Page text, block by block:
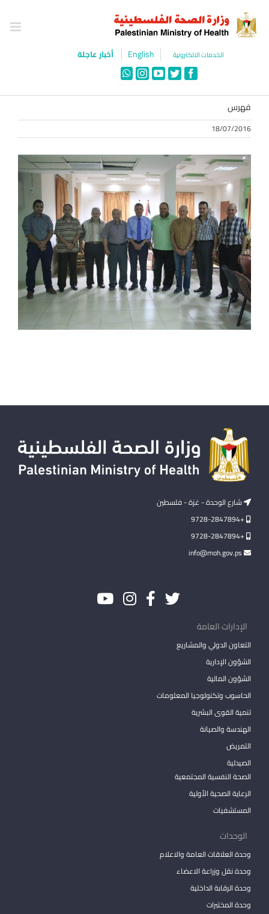
content
الخدمات الالكترونية English أخبار عاجلة
Facebook
Twitter
YouTube
Instagram
WhatsApp
فهرس
18/07/2016
شارع الوحدة - غزة - فلسطين
+9728-2847894
+9728-2847894
الإدارات العامة
التعاون الدولي والمشاريع
الشؤون الإدارية
الشؤون المالية
الحاسوب وتكنولوجيا المعلومات
تنمية القوى البشرية
الهندسة والصيانة
التمريض
الصيدلية
الصحة النفسية المجتمعية
الرعاية الصحية الأولية
المستشفيات
الوحدات
وحدة العلاقات العامة والاعلام
وحدة نقل وزراعة الاعضاء
وحدة الرقابة الداخلية
وحدة المختبرات